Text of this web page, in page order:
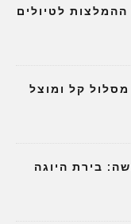
לטיולים
קל ומוצל
בירת היוגה